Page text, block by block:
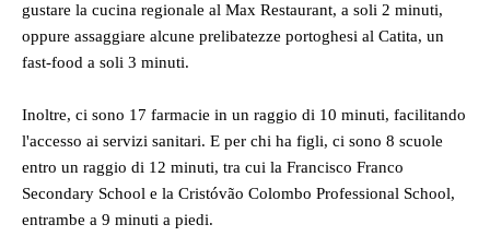
gustare la cucina regionale al Max Restaurant, a soli 2 minuti,
oppure assaggiare alcune prelibatezze portoghesi al Catita, un
fast-food a soli 3 minuti.
Inoltre, ci sono 17 farmacie in un raggio di 10 minuti, facilitando
l'accesso ai servizi sanitari. E per chi ha figli, ci sono 8 scuole
entro un raggio di 12 minuti, tra cui la Francisco Franco
Secondary School e la Cristóvão Colombo Professional School,
entrambe a 9 minuti a piedi.